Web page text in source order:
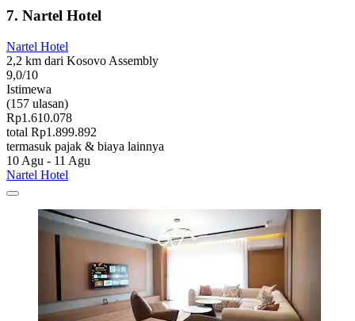
7. Nartel Hotel
Nartel Hotel
2,2 km dari Kosovo Assembly
9,0/10
Istimewa
(157 ulasan)
Rp1.610.078
total Rp1.899.892
termasuk pajak & biaya lainnya
10 Agu - 11 Agu
Nartel Hotel